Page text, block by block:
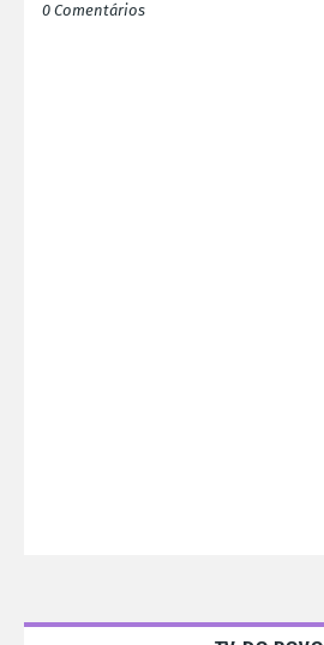
0 Comentários